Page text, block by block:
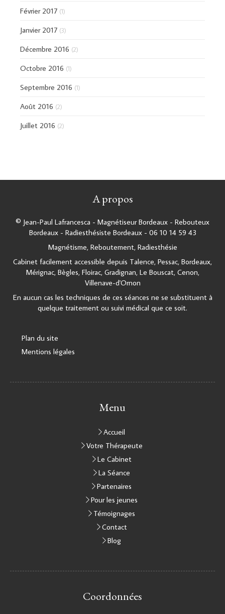
Février 2017 (1)
Janvier 2017 (3)
Décembre 2016 (2)
Octobre 2016 (1)
Septembre 2016 (1)
Août 2016 (2)
Juillet 2016 (2)
A propos
© Jean-Paul Lafrancesca - Magnétiseur Bordeaux - Rebouteux
Bordeaux - Radiesthésiste Bordeaux - 06 10 14 59 43
Magnétisme, Reboutement, Radiesthésie
Cabinet facilement accessible depuis Talence, Pessac, Bordeaux,
Mérignac, Bègles, Floirac, Gradignan, Le Bouscat, Cenon,
Villenave-d'Ornon
En aucun cas les techniques de ces séances ne se substituent à
quelque traitement ou suivi médical que ce soit.
Plan du site
Mentions légales
Menu
Accueil
Votre Thérapeute
Le Cabinet
La Séance
Partenaires
Pour les jeunes
Témoignages
Contact
Blog
Coordonnées